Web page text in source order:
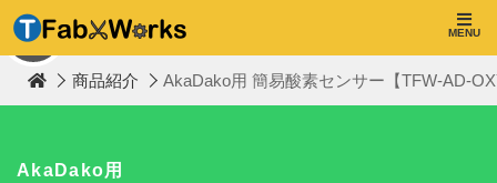
TOP
a
W
o
MENU
商品紹介 AkaDako用 簡易酸素センサー【TFW-AD-
AkaDako用